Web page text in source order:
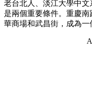
老台北人、淡江大學中
是兩個重要條件。重慶
華商場和武昌街，成為一